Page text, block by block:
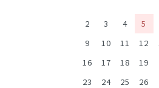
2
3 4 5
9
10 11 12
16
17 18 19
23
24 25 26